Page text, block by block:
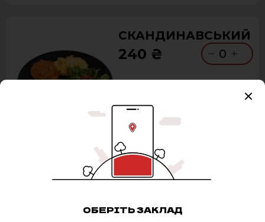
СКАНДИНАВСЬКИЙ
240 ₴ 0
НОРВЕЗЬКИЙ
ОБЕРІТЬ ЗАКЛАД